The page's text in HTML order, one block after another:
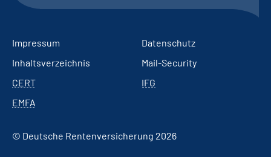
Impressum
Datenschutz
Inhaltsverzeichnis
Mail-Security
CERT
IFG
EMFA
© Deutsche Rentenversicherung 2026